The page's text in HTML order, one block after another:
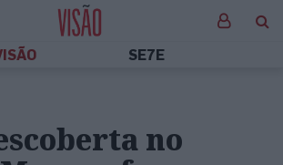
SE7E
no